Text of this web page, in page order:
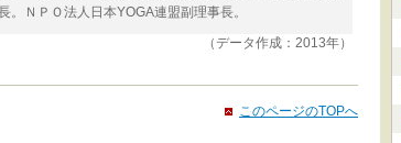
ＮＰＯ法人日本YOGA連盟副理事長。
（データ作成：2013年）
このページのTOPへ